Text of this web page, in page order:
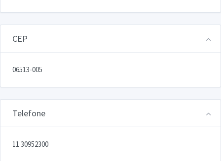
CEP
06513-005
Telefone
11 30952300